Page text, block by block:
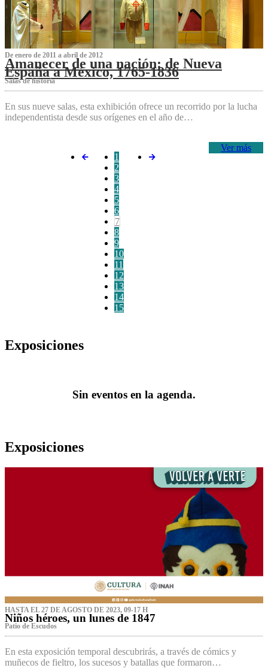
De enero de 2011 a abril de 2012
Amanecer de una nación: de Nueva
España a México, 1765-1836
Salas de historia
En sus nueve salas, esta exhibición ofrece un recorrido por la lucha
independentista desde sus orígenes en el año de…
Ver más
1
2
3
4
5
6
7
8
9
10
11
12
13
14
15
Exposiciones
Sin eventos en la agenda.
Exposiciones
HASTA EL 27 DE AGOSTO DE 2023, 09-17 H
Niños héroes, un lunes de 1847
Patio de Escudos
En esta exposición temporal descubrirás, a través de cómics y
muñecos de fieltro, los sucesos y batallas que formaron…